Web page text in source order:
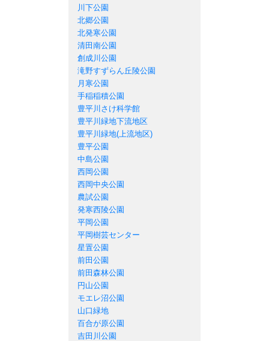
川下公園
北郷公園
北発寒公園
清田南公園
創成川公園
滝野すずらん丘陵公園
月寒公園
手稲稲積公園
豊平川さけ科学館
豊平川緑地下流地区
豊平川緑地(上流地区)
豊平公園
中島公園
西岡公園
西岡中央公園
農試公園
発寒西陵公園
平岡公園
平岡樹芸センター
星置公園
前田公園
前田森林公園
円山公園
モエレ沼公園
山口緑地
百合が原公園
吉田川公園